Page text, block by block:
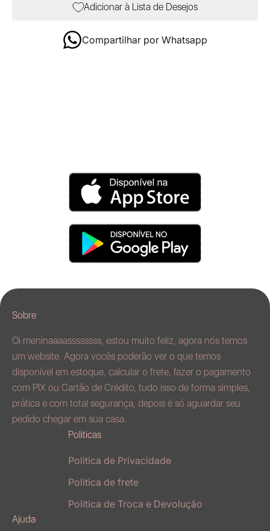
Adicionar à Lista de Desejos
Compartilhar por Whatsapp
Sobre
Oi meninaaaassssssss, estou muito feliz, agora nós temos
um website. Agora vocês poderão ver o que temos
disponível em estoque, calcular o frete, fazer o pagamento
com PIX ou Cartão de Crédito, tudo isso de forma simples,
prática e com total segurança, depois é só aguardar seu
pedido chegar em sua casa.
Politicas
Politica de Privacidade
Politica de frete
Politica de Troca e Devolução
Ajuda